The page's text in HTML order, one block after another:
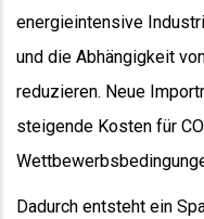
energieintensive
und die Abhängigkeit
reduzieren. Neue
steigende Kosten für
Dadurch entsteht ein